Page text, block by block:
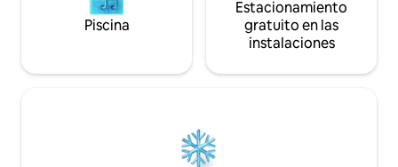
Piscina
Estacionamiento
gratuito en las
instalaciones